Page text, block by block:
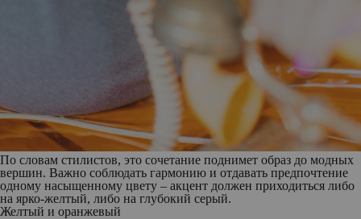
По словам стилистов, это сочетание поднимет образ до модных
вершин. Важно соблюдать гармонию и отдавать предпочтение
одному насыщенному цвету – акцент должен приходиться либо
на ярко-желтый, либо на глубокий серый.
Желтый и оранжевый